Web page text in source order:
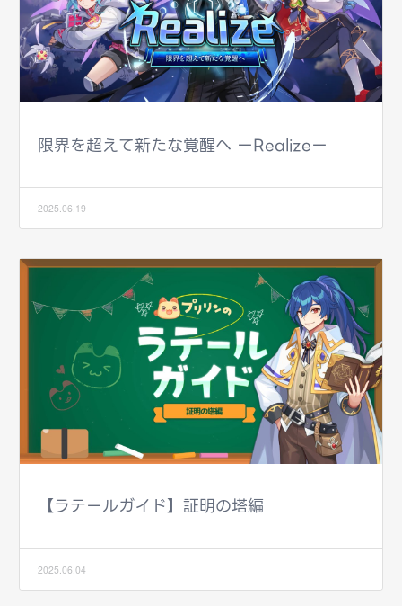
限界を超えて新たな覚醒へ ーRealizeー
2025.06.19
【ラテールガイド】証明の塔編
2025.06.04